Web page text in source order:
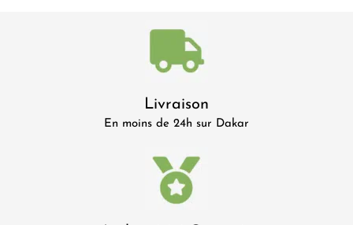
Livraison
En moins de 24h sur Dakar